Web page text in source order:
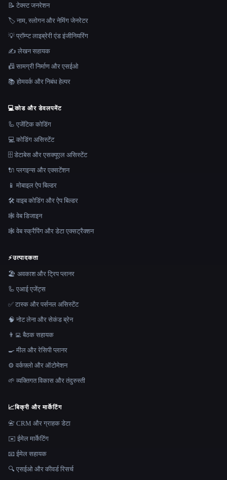
📝 टेक्स्ट जनरेशन
🏷️ नाम, स्लोगन और नेमिंग जेनरेटर
💡 प्रॉम्प्ट लाइब्रेरी एंड इंजीनियरिंग
✍️ लेखन सहायक
📠 सामग्री निर्माण और एसईओ
📚 होमवर्क और निबंध हेल्पर
💻कोड और डेवलपमेंट
🦾 एजेंटिक कोडिंग
💻 कोडिंग असिस्टेंट
🗄️ डेटाबेस और एसक्यूएल असिस्टेंट
🔌 प्लगइन्स और एक्सटेंशन
📱 मोबाइल ऐप बिल्डर
🛠️ वाइब कोडिंग और ऐप बिल्डर
🕸 वेब डिजाइन
🕸️ वेब स्क्रैपिंग और डेटा एक्सट्रैक्शन
⚡उत्पादकता
🏖 अवकाश और ट्रिप प्लानर
🦾 एआई एजेंट्स
✅ टास्क और पर्सनल असिस्टेंट
🧠 नोट लेना और सेकंड ब्रेन
👨‍💻 बैठक सहायक
🍳 मील और रेसिपी प्लानर
⚙️ वर्कफ़्लो और ऑटोमेशन
🌱 व्यक्तिगत विकास और तंदुरुस्ती
📈बिक्री और मार्केटिंग
📇 CRM और ग्राहक डेटा
✉️ ईमेल मार्केटिंग
📧 ईमेल सहायक
🔍 एसईओ और कीवर्ड रिसर्च